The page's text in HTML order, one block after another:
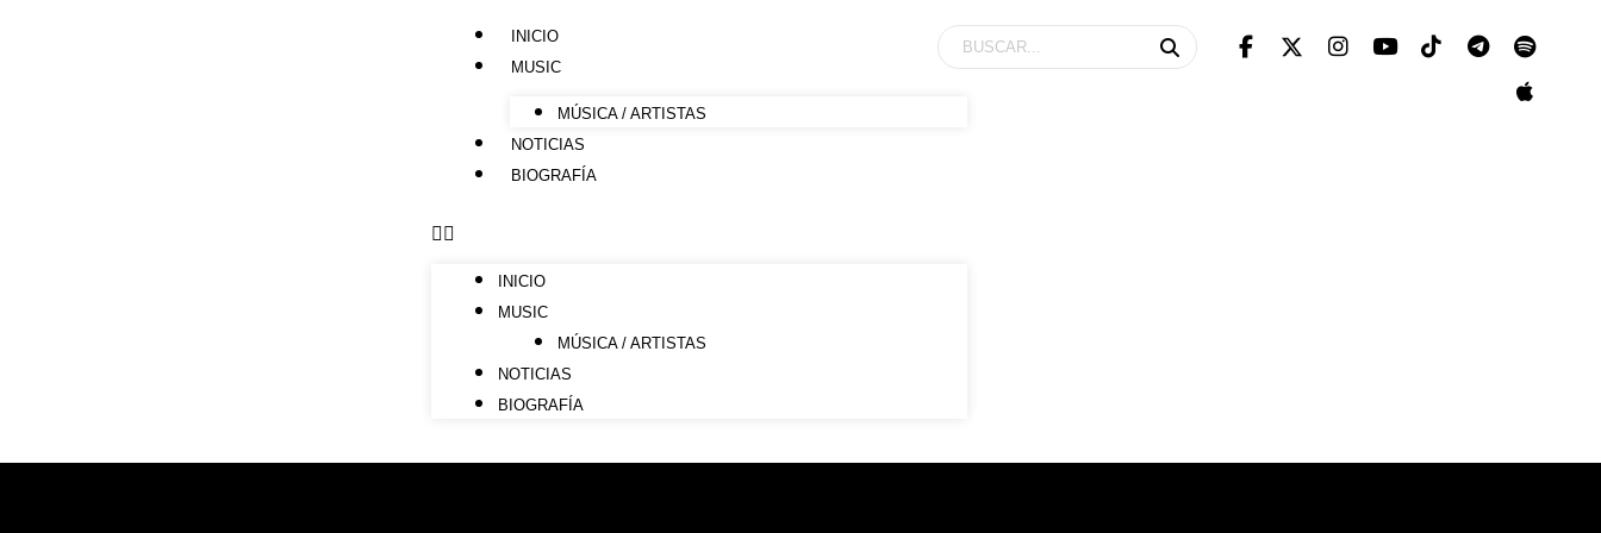
INICIO
MUSIC
MÚSICA / ARTISTAS
NOTICIAS
BIOGRAFÍA
INICIO
MUSIC
MÚSICA / ARTISTAS
NOTICIAS
BIOGRAFÍA